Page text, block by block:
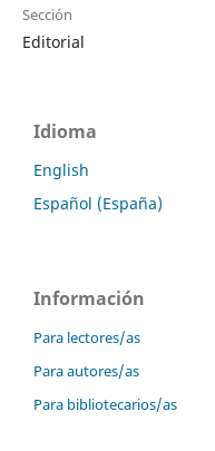
Sección
Editorial
Idioma
English
Español (España)
Información
Para lectores/as
Para autores/as
Para bibliotecarios/as